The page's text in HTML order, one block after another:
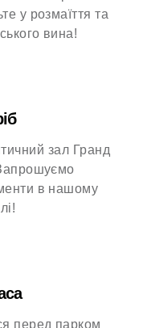
у розмаїття та
вина!
зал Гранд
в нашому
перед парком